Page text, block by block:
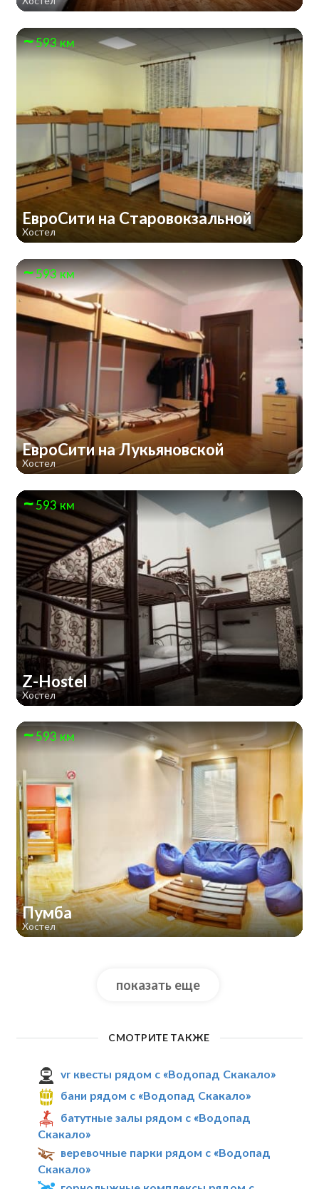
593 км
ЕвроСити на Старовокзальной
Хостел
593 км
ЕвроСити на Лукьяновской
Хостел
593 км
Z-Hostel
Хостел
593 км
Пумба
Хостел
показать еще
СМОТРИТЕ ТАКЖЕ
vr квесты рядом с «Водопад Скакало»
бани рядом с «Водопад Скакало»
батутные залы рядом с «Водопад
Скакало»
веревочные парки рядом с «Водопад
Скакало»